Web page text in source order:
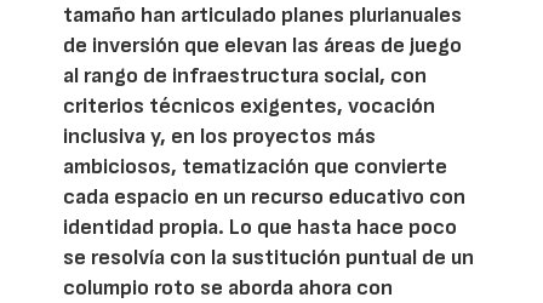
tamaño han articulado planes plurianuales
de inversión que elevan las áreas de juego
al rango de infraestructura social, con
criterios técnicos exigentes, vocación
inclusiva y, en los proyectos más
ambiciosos, tematización que convierte
cada espacio en un recurso educativo con
identidad propia. Lo que hasta hace poco
se resolvía con la sustitución puntual de un
columpio roto se aborda ahora con